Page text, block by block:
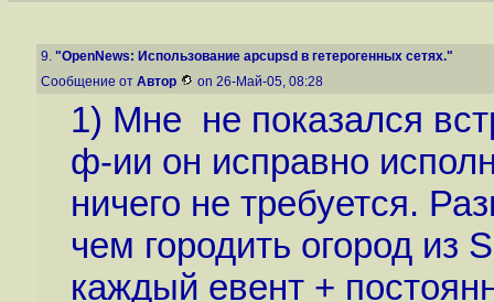
9. "OpenNews: Использование apcupsd в гетерогенных сетях."
Сообщение от Автор on 26-Май-05, 08:28
1) Мне не показался
ф-ии он исправно
ничего не требуется.
чем городить огород из
каждый евент +